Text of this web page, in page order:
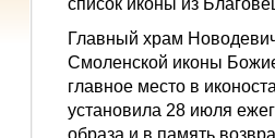
список иконы из
Главный храм
Смоленской иконы
главное место в
установила 28 июля
образа и в память